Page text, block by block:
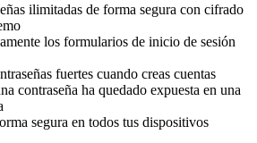
ilimitadas de forma segura con cifrado
los formularios de inicio de sesión
fuertes cuando creas cuentas
contraseña ha quedado expuesta en una
segura en todos tus dispositivos